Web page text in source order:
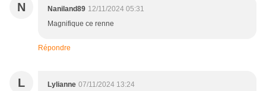
N Naniland89 12/11/2024 05:31
Magnifique ce renne
Répondre
L Lylianne 07/11/2024 13:24